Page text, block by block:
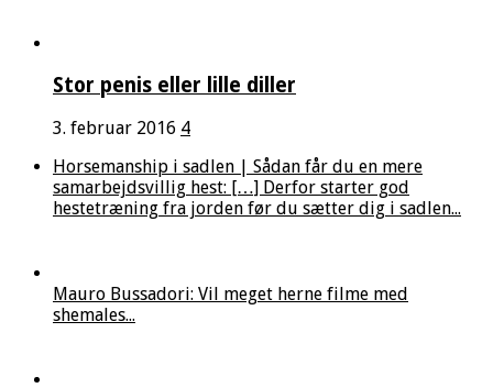
Stor penis eller lille diller
3. februar 2016 4
Horsemanship i sadlen | Sådan får du en mere
samarbejdsvillig hest: […] Derfor starter god
hestetræning fra jorden før du sætter dig i sadlen...
Mauro Bussadori: Vil meget herne filme med
shemales...